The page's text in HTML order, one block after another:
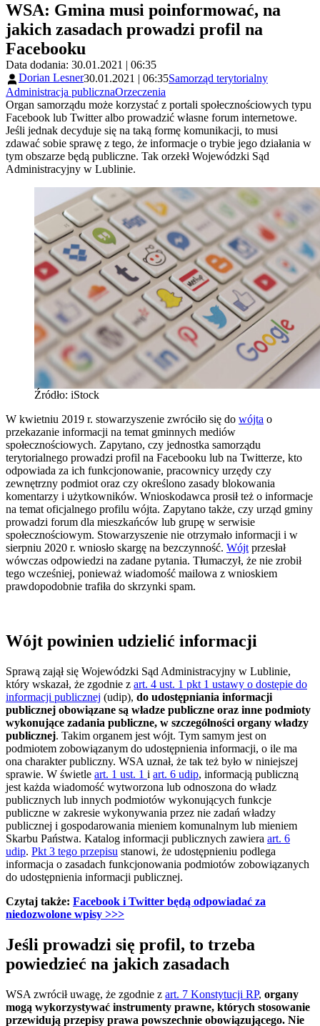
WSA: Gmina musi poinformować, na
jakich zasadach prowadzi profil na
Facebooku
Data dodania: 30.01.2021 | 06:35
Dorian Lesner30.01.2021 | 06:35Samorząd terytorialny
Administracja publicznaOrzeczenia
Organ samorządu może korzystać z portali społecznościowych typu
Facebook lub Twitter albo prowadzić własne forum internetowe.
Jeśli jednak decyduje się na taką formę komunikacji, to musi
zdawać sobie sprawę z tego, że informacje o trybie jego działania w
tym obszarze będą publiczne. Tak orzekł Wojewódzki Sąd
Administracyjny w Lublinie.
Źródło: iStock
W kwietniu 2019 r. stowarzyszenie zwróciło się do wójta o
przekazanie informacji na temat gminnych mediów
społecznościowych. Zapytano, czy jednostka samorządu
terytorialnego prowadzi profil na Facebooku lub na Twitterze, kto
odpowiada za ich funkcjonowanie, pracownicy urzędy czy
zewnętrzny podmiot oraz czy określono zasady blokowania
komentarzy i użytkowników. Wnioskodawca prosił też o informacje
na temat oficjalnego profilu wójta. Zapytano także, czy urząd gminy
prowadzi forum dla mieszkańców lub grupę w serwisie
społecznościowym. Stowarzyszenie nie otrzymało informacji i w
sierpniu 2020 r. wniosło skargę na bezczynność. Wójt przesłał
wówczas odpowiedzi na zadane pytania. Tłumaczył, że nie zrobił
tego wcześniej, ponieważ wiadomość mailowa z wnioskiem
prawdopodobnie trafiła do skrzynki spam.
Wójt powinien udzielić informacji
Sprawą zajął się Wojewódzki Sąd Administracyjny w Lublinie,
który wskazał, że zgodnie z art. 4 ust. 1 pkt 1 ustawy o dostępie do
informacji publicznej (udip), do udostępniania informacji
publicznej obowiązane są władze publiczne oraz inne podmioty
wykonujące zadania publiczne, w szczególności organy władzy
publicznej. Takim organem jest wójt. Tym samym jest on
podmiotem zobowiązanym do udostępnienia informacji, o ile ma
ona charakter publiczny. WSA uznał, że tak też było w niniejszej
sprawie. W świetle art. 1 ust. 1 i art. 6 udip, informacją publiczną
jest każda wiadomość wytworzona lub odnoszona do władz
publicznych lub innych podmiotów wykonujących funkcje
publiczne w zakresie wykonywania przez nie zadań władzy
publicznej i gospodarowania mieniem komunalnym lub mieniem
Skarbu Państwa. Katalog informacji publicznych zawiera art. 6
udip. Pkt 3 tego przepisu stanowi, że udostępnieniu podlega
informacja o zasadach funkcjonowania podmiotów zobowiązanych
do udostępnienia informacji publicznej.
Czytaj także: Facebook i Twitter będą odpowiadać za
niedozwolone wpisy >>>
Jeśli prowadzi się profil, to trzeba
powiedzieć na jakich zasadach
WSA zwrócił uwagę, że zgodnie z art. 7 Konstytucji RP, organy
mogą wykorzystywać instrumenty prawne, których stosowanie
przewidują przepisy prawa powszechnie obowiązującego. Nie